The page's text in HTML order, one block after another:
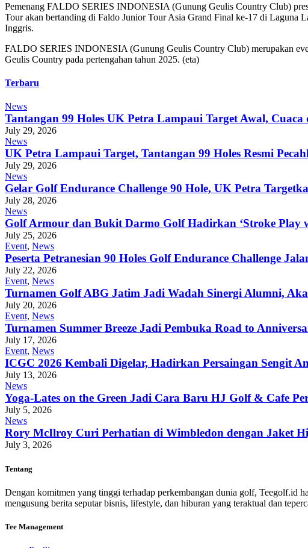
Pemenang FALDO SERIES INDONESIA (Gunung Geulis Country Club)
Tour akan bertanding di Faldo Junior Tour Asia Grand Final ke-17 di Laguna
Inggris.
FALDO SERIES INDONESIA (Gunung Geulis Country Club) merupakan
Geulis Country pada pertengahan tahun 2025. (eta)
Terbaru
News
Tantangan 99 Holes UK Petra Lampaui Target Awal,
July 29, 2026
News
UK Petra Lampaui Target, Tantangan 99 Holes Resmi
July 29, 2026
News
Gelar Golf Endurance Challenge 90 Hole, UK Petra
July 28, 2026
News
Golf Armour dan Bukit Darmo Golf Hadirkan ‘Stroke Play
July 25, 2026
Event, News
Peserta Petranesian 90 Holes Golf Endurance Challenge
July 22, 2026
Event, News
Turnamen Golf ABG Jatim Jadi Wadah Sinergi Alumni,
July 20, 2026
Event, News
Turnamen Summer Breeze Jadi Pembuka Road to
July 17, 2026
Event, News
ICGC 2026 Kembali Digelar, Hadirkan Persaingan Sengit
July 13, 2026
News
Yoga-Lates on the Green Jadi Cara Baru HJ Golf & Cafe
July 5, 2026
News
Rory McIlroy Curi Perhatian di Wimbledon dengan Jaket
July 3, 2026
Tentang
Dengan komitmen yang tinggi terhadap perkembangan dunia golf, Teegolf.id
mengusung berita seputar bisnis, lifestyle, dan hiburan yang teraktual dan
Tee Management